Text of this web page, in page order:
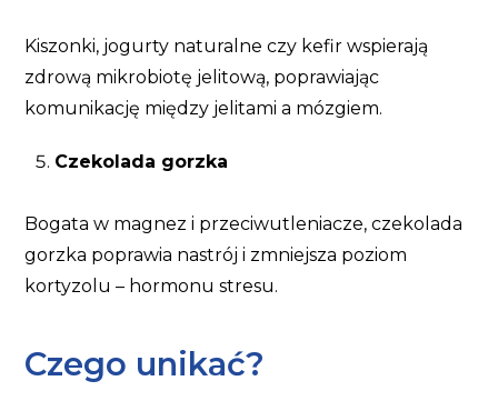
Kiszonki, jogurty naturalne czy kefir wspierają
zdrową mikrobiotę jelitową, poprawiając
komunikację między jelitami a mózgiem.
Czekolada gorzka
Bogata w magnez i przeciwutleniacze, czekolada
gorzka poprawia nastrój i zmniejsza poziom
kortyzolu – hormonu stresu.
Czego unikać?